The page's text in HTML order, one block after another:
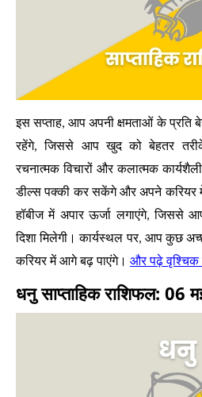
इस सप्ताह, आप अपनी क्षमताओं के प्रति
रहेंगे, जिससे आप खुद को बेहतर
रचनात्मक विचारों और कलात्मक
डील्स पक्की कर सकेंगे और अपने करियर
हॉबीज में अपार ऊर्जा लगाएंगे, जिससे
दिशा मिलेगी। कार्यस्थल पर, आप कुछ
करियर में आगे बढ़ पाएंगे। और पढ़े वृश्चिक
धनु साप्ताहिक राशिफल: